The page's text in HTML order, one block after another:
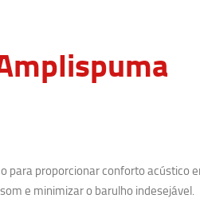
para proporcionar conforto acústico
e minimizar o barulho indesejável.